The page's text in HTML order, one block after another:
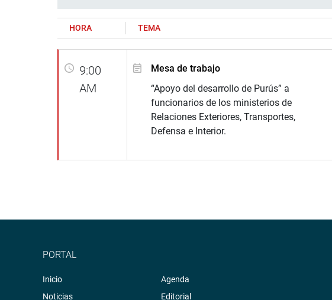
HORA TEMA
9:00
AM
Mesa de trabajo
“Apoyo del desarrollo de Purús” a
funcionarios de los ministerios de
Relaciones Exteriores, Transportes,
Defensa e Interior.
PORTAL
Inicio
Noticias
Agenda
Editorial